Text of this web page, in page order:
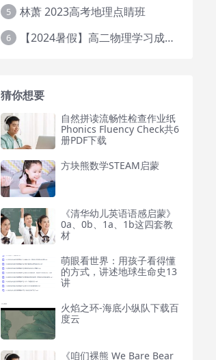
5 林萧 2023高考地理点睛班
6 【2024暑假】高二物理学习成长与规划系统1期
猜你想要
自然拼读流畅性检查作业纸
Phonics Fluency Check共6
册PDF下载
方块熊数学STEAM启蒙
《清华幼儿英语语感启蒙》
0a、0b、1a、1b这四套教
材
萌眼看世界：用孩子看得懂
的方式，讲述地球生命史13
讲
火焰之环-海底小纵队下载百
度云
《咱们裸熊 We Bare Bear